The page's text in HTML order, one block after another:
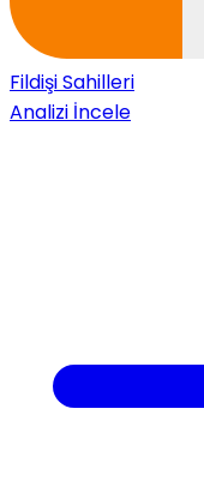
Fildişi Sahilleri
Analizi İncele